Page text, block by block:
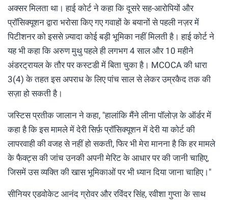
अक्सर मिलता था। हाई कोर्ट ने कहा कि दूसरे सह-आरोपियों और
प्रॉसिक्यूशन द्वारा भरोसा किए गए गवाहों के बयानों से पहली नज़र में
पिटीशनर को इससे ज़्यादा कोई बड़ी भूमिका नहीं मिलती है। हाई कोर्ट ने
यह भी कहा कि अरुण मुथु पहले ही लगभग 4 साल और 10 महीने
अंडरट्रायल के तौर पर कस्टडी में बिता चुका है। MCOCA की धारा
3(4) के तहत इस अपराध के लिए पांच साल से लेकर उम्रकैद तक की
सज़ा हो सकती है।
जस्टिस प्रतीक जालान ने कहा, "हालांकि मैंने लीना पॉलोज़ के ऑर्डर में
कहा है कि इस मामले में देरी सिर्फ़ प्रॉसिक्यूशन में देरी या कोर्ट की
लापरवाही की वजह से नहीं हो सकती, फिर भी मेरा मानना ​​है कि हर मामले
के फैक्ट्स की जांच उनकी अपनी मेरिट के आधार पर की जानी चाहिए,
जिसमें उस व्यक्ति की खास भूमिकाओं पर भी ध्यान दिया जाना चाहिए।"
सीनियर एडवोकेट आनंद ग्रोवर और रविंदर सिंह, रवीशा गुप्ता के साथ